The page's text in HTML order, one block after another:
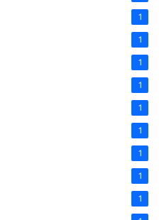
1
1
1
1
1
1
1
1
1